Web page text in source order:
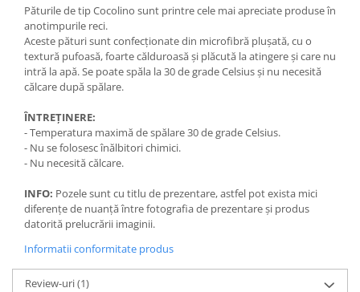
Păturile de tip Cocolino sunt printre cele mai apreciate produse în
anotimpurile reci.
Aceste pături sunt confecționate din microfibră plușată, cu o
textură pufoasă, foarte călduroasă și plăcută la atingere și care nu
intră la apă. Se poate spăla la 30 de grade Celsius și nu necesită
călcare după spălare.
ÎNTREȚINERE:
- Temperatura maximă de spălare 30 de grade Celsius.
- Nu se folosesc înălbitori chimici.
- Nu necesită călcare.
INFO: Pozele sunt cu titlu de prezentare, astfel pot exista mici
diferențe de nuanță între fotografia de prezentare și produs
datorită prelucrării imaginii.
Informatii conformitate produs
Review-uri(1)